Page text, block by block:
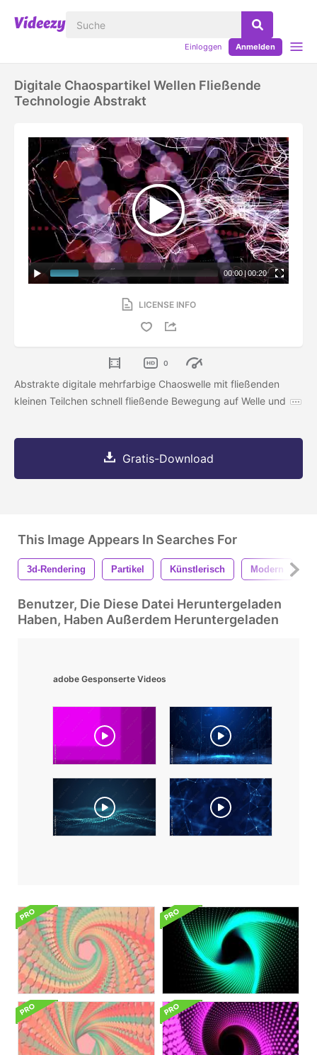
Einloggen Anmelden
Digitale Chaospartikel Wellen Fließende
Technologie Abstrakt
00:00|00:20
LICENSE INFO
0
Abstrakte digitale mehrfarbige Chaoswelle mit fließenden
kleinen Teilchen schnell fließende Bewegung auf Welle und
Gratis-Download
This Image Appears In Searches For
3d-Rendering Partikel Künstlerisch Modern
Benutzer, Die Diese Datei Heruntergeladen
Haben, Haben Außerdem Heruntergeladen
adobe Gesponserte Videos